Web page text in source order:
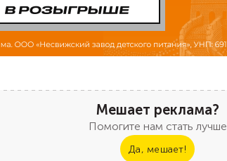
Мешает реклама?
Помогите нам стать лучше
Да, мешает!